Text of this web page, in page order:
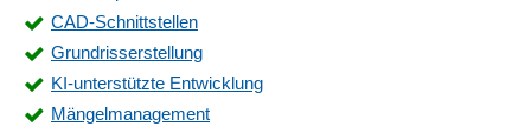
CAD-Schnittstellen
Grundrisserstellung
KI-unterstützte Entwicklung
Mängelmanagement